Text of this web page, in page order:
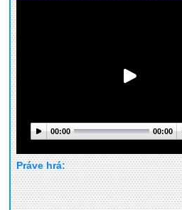
00:00 00:00
Práve hrá: